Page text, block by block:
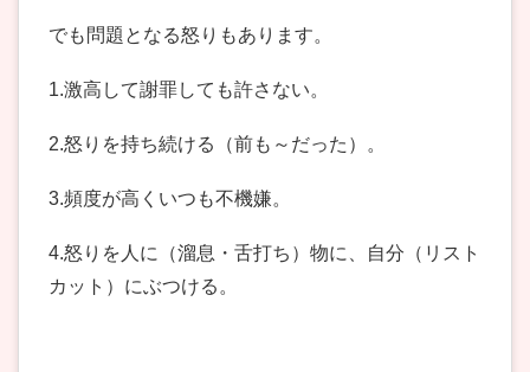
でも問題となる怒りもあります。
1.激高して謝罪しても許さない。
2.怒りを持ち続ける（前も～だった）。
3.頻度が高くいつも不機嫌。
4.怒りを人に（溜息・舌打ち）物に、自分（リスト
カット）にぶつける。